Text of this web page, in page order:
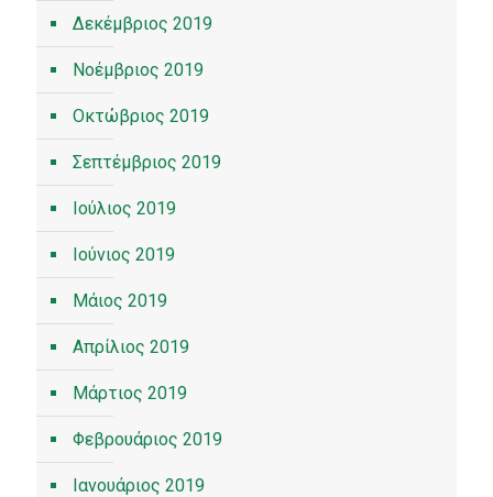
Δεκέμβριος 2019
Νοέμβριος 2019
Οκτώβριος 2019
Σεπτέμβριος 2019
Ιούλιος 2019
Ιούνιος 2019
Μάιος 2019
Απρίλιος 2019
Μάρτιος 2019
Φεβρουάριος 2019
Ιανουάριος 2019